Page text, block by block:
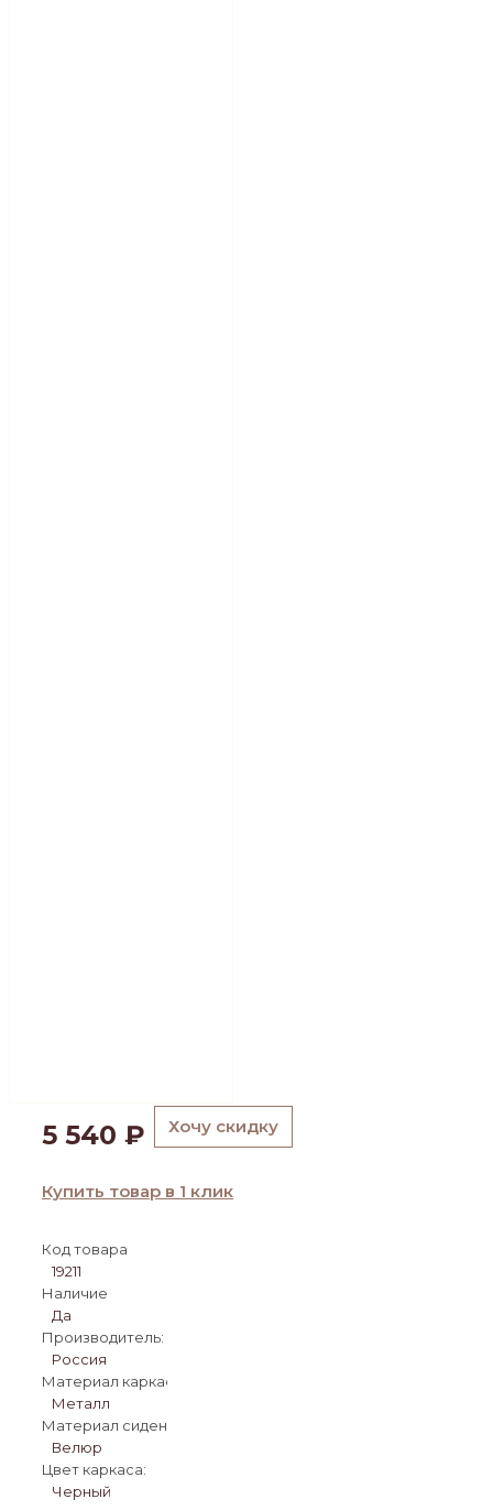
5 540 ₽ Хочу скидку
Купить товар в 1 клик
Код товара
19211
Наличие
Да
Производитель:
Россия
Материал каркаса:
Металл
Материал сиденья:
Велюр
Цвет каркаса:
Черный